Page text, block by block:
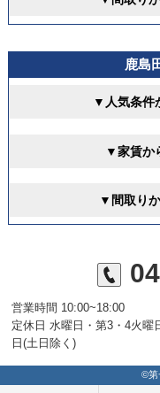
鹿島
▼人気条件
▼家賃か
▼間取り
営業時間 10:00~18:00
定休日 水曜日・第3・4火曜
日(土日除く)
©第